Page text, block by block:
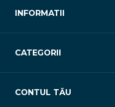
INFORMATII
CATEGORII
CONTUL TĂU